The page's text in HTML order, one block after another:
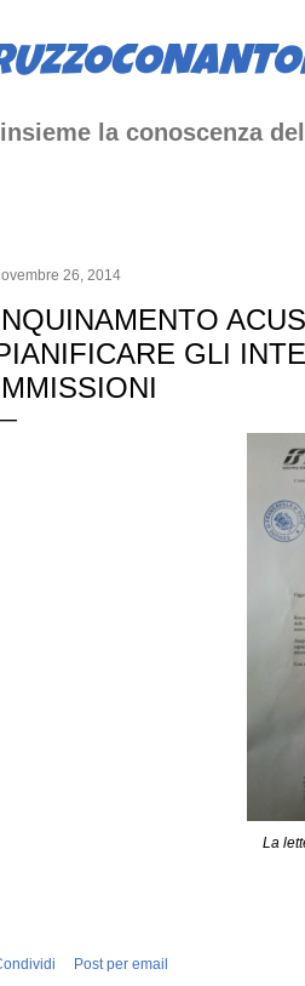
la conoscenza
26, 2014
GLI
La
Post per email